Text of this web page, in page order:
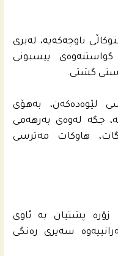
ناوچەکەیە، لەبری
پیسبونی
گشتی.
لێوەدەکەن، بەهۆی
جگە لەوەی بەرهەمی
هاوکات مەترسی
زۆرە پشتیان بە ئاوی
سەیری رەنگی